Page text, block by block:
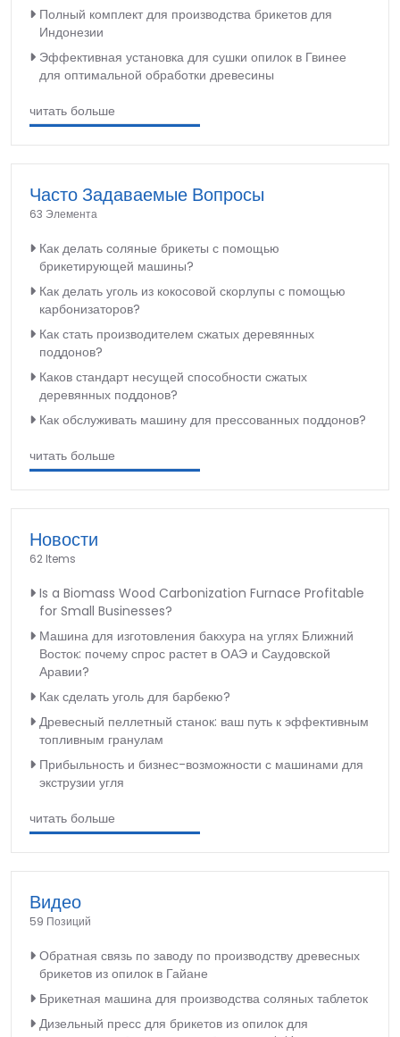
Полный комплект для производства брикетов для
Индонезии
Эффективная установка для сушки опилок в Гвинее
для оптимальной обработки древесины
читать больше
Часто Задаваемые Вопросы
63 Элемента
Как делать соляные брикеты с помощью
брикетирующей машины?
Как делать уголь из кокосовой скорлупы с помощью
карбонизаторов?
Как стать производителем сжатых деревянных
поддонов?
Каков стандарт несущей способности сжатых
деревянных поддонов?
Как обслуживать машину для прессованных поддонов?
читать больше
Новости
62 Items
Is a Biomass Wood Carbonization Furnace Profitable
for Small Businesses?
Машина для изготовления бакхура на углях Ближний
Восток: почему спрос растет в ОАЭ и Саудовской
Аравии?
Как сделать уголь для барбекю?
Древесный пеллетный станок: ваш путь к эффективным
топливным гранулам
Прибыльность и бизнес-возможности с машинами для
экструзии угля
читать больше
Видео
59 Позиций
Обратная связь по заводу по производству древесных
брикетов из опилок в Гайане
Брикетная машина для производства соляных таблеток
Дизельный пресс для брикетов из опилок для